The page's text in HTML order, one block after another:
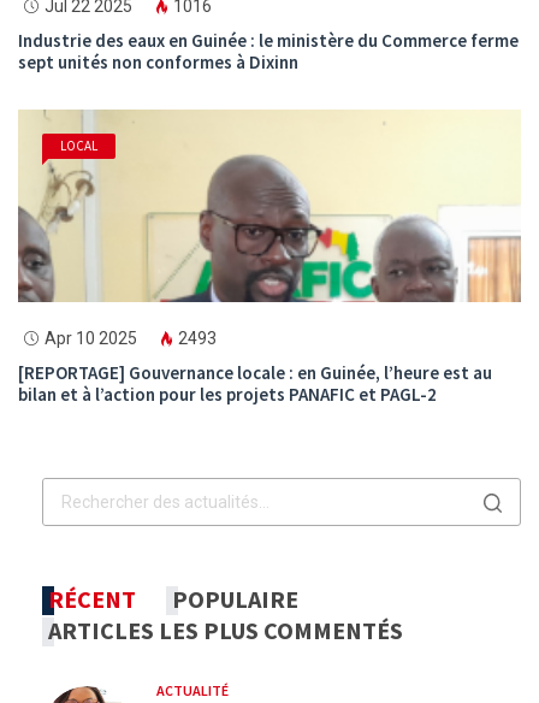
Jul 22 2025 1016
Industrie des eaux en Guinée : le ministère du Commerce ferme
sept unités non conformes à Dixinn
LOCAL
Apr 10 2025 2493
[REPORTAGE] Gouvernance locale : en Guinée, l’heure est au
bilan et à l’action pour les projets PANAFIC et PAGL-2
RÉCENT
POPULAIRE
ARTICLES LES PLUS COMMENTÉS
ACTUALITÉ